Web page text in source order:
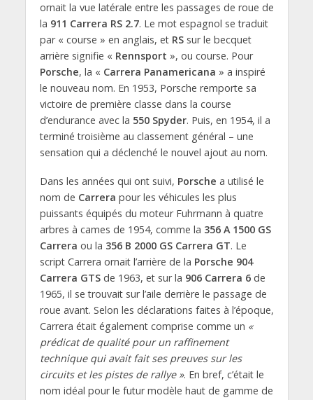
ornait la vue latérale entre les passages de roue de
la 911 Carrera RS 2.7. Le mot espagnol se traduit
par « course » en anglais, et RSsur le becquet
arrière signifie « Rennsport », ou course. Pour
Porsche, la « Carrera Panamericana » a inspiré
le nouveau nom. En 1953, Porsche remporte sa
victoire de première classe dans la course
d’endurance avec la 550 Spyder. Puis, en 1954, il a
terminé troisième au classement général – une
sensation qui a déclenché le nouvel ajout au nom.
Dans les années qui ont suivi, Porsche a utilisé le
nom de Carrera pour les véhicules les plus
puissants équipés du moteur Fuhrmann à quatre
arbres à cames de 1954, comme la 356 A 1500 GS
Carrera ou la 356 B 2000 GS Carrera GT. Le
script Carrera ornait l’arrière de la Porsche 904
Carrera GTSde 1963, et sur la 906 Carrera 6de
1965, il se trouvait sur l’aile derrière le passage de
roue avant. Selon les déclarations faites à l’époque,
Carrera était également comprise comme un «
prédicat de qualité pour un raffinement
technique qui avait fait ses preuves sur les
circuits et les pistes de rallye ». En bref, c’était le
nom idéal pour le futur modèle haut de gamme de